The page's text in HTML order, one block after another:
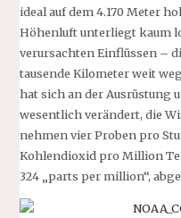
ideal auf dem 4.170 Meter
Höhenluft unterliegt kaum
verursachten Einflüssen –
tausende Kilometer weit
hat sich an der Ausrüstung
wesentlich verändert, die
nehmen vier Proben pro
Kohlendioxid pro Million
324 „parts per million“,